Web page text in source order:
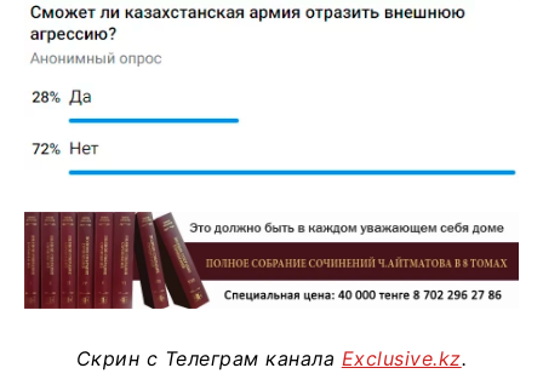
Скрин с Телеграм канала Exclusive.kz.